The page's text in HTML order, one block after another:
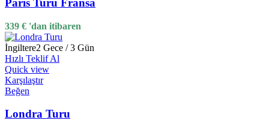
Paris Turu Fransa
339 € 'dan itibaren
İngiltere2 Gece / 3 Gün
Hızlı Teklif Al
Quick view
Karşılaştır
Beğen
Londra Turu